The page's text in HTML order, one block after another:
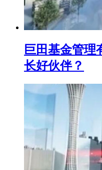
巨田基金管理
长好伙伴？